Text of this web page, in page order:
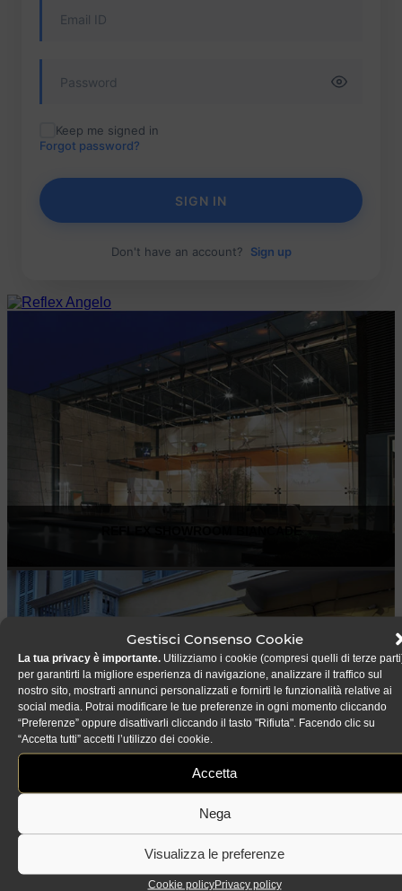
Gestisci Consenso Cookie
La tua privacy è importante. Utilizziamo i cookie (compresi quelli di terze
per garantirti la migliore esperienza di navigazione, analizzare il traffico sul
nostro sito, mostrarti annunci personalizzati e fornirti le funzionalità relative ai
social media. Potrai modificare le tue preferenze in ogni momento cliccando
“Preferenze” oppure disattivarli cliccando il tasto "Rifiuta". Facendo clic su
“Accetta tutti” accetti l’utilizzo dei cookie.
Accetta
Nega
Visualizza le preferenze
Cookie policyPrivacy policy
Keep me signed in
Forgot password?
SIGN IN
Don't have an account? Sign up
Via Gabriele D'Annunzio, 77 31056 Biancade (TV)
T +39 0422 849201
REFLEX SHOWROOM MILANO
Via Madonnina, 17 20121 Brera (MI)